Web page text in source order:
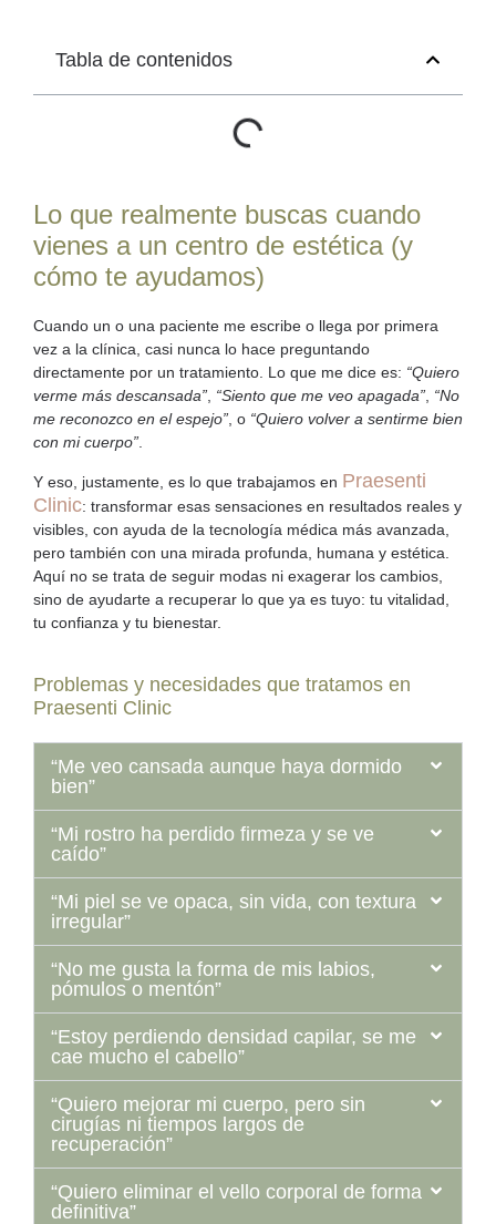
Tabla de contenidos
Lo que realmente buscas cuando
vienes a un centro de estética (y
cómo te ayudamos)
Cuando un o una paciente me escribe o llega por primera
vez a la clínica, casi nunca lo hace preguntando
directamente por un tratamiento. Lo que me dice es: “Quiero
verme más descansada” “Siento que me veo apagada” “No
me reconozco en el espejo” , o “Quiero volver a sentirme bien
con mi cuerpo”
Y eso, justamente, es lo que trabajamos en Praesenti
Clinic: transformar esas sensaciones en resultados reales y
visibles , con ayuda de la tecnología médica más avanzada,
pero también con una mirada profunda, humana y estética.
Aquí no se trata de seguir modas ni exagerar los cambios
sino de ayudarte a recuperar lo que ya es tuyo: tu vitalidad,
tu confianza y tu bienestar.
Problemas y necesidades que tratamos en
Praesenti Clinic
“Me veo cansada aunque haya dormido
bien”
“Mi rostro ha perdido firmeza y se ve
caído”
“Mi piel se ve opaca, sin vida, con textura
irregular”
“No me gusta la forma de mis labios,
pómulos o mentón”
“Estoy perdiendo densidad capilar, se me
cae mucho el cabello”
“Quiero mejorar mi cuerpo, pero sin
cirugías ni tiempos largos de
recuperación”
“Quiero eliminar el vello corporal de forma
definitiva”